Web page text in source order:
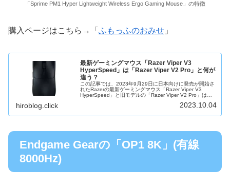
「Sprime PM1 Hyper Lightweight Wireless Ergo Gaming Mouse」の特徴
購入ページはこちら→「 ふもっふのおみせ 」
最新ゲーミングマウス「Razer Viper V3
HyperSpeed」は「Razer Viper V2 Pro」と何が
違う？
この記事では、2023年9月29日に日本向けに発売が開始さ
れたRazerの最新ゲーミングマウス「Razer Viper V3
HyperSpeed」と旧モデルの「Razer Viper V2 Pro」は、
hiroblog.click 2023.10.04
Endgame Gearの「OP1 8K」(有線
8000Hz)